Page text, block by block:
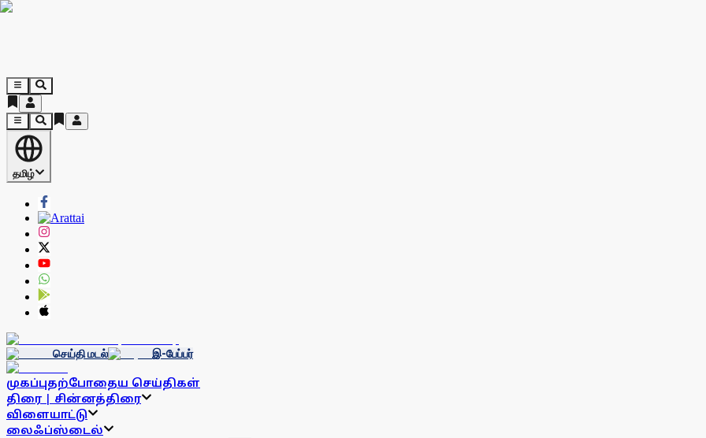
தமிழ்
செய்தி மடல் இ-பேப்பர்
முகப்புதற்போதைய செய்திகள்
திரை | சின்னத்திரை
விளையாட்டு
லைஃப்ஸ்டைல்